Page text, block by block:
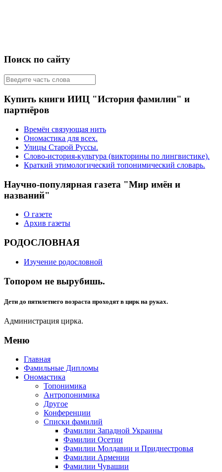
Поиск по сайту
Купить книги ИИЦ "История фамилии" и
партнёров
Времён связующая нить
Ономастика для всех.
Улицы Старой Руссы.
Слово-история-культура (викторины по лингвистике).
Краткий этимологический топонимический словарь.
Научно-популярная газета "Мир имён и
названий"
О газете
Архив газеты
РОДОСЛОВНАЯ
Изучение родословной
Топором не вырубишь.
Дети до пятилетнего возраста проходят в цирк на руках.
Администрация цирка.
Меню
Главная
Фамильные Дипломы
Ономастика
Топонимика
Антропонимика
Другое
Конференции
Списки фамилий
Фамилии Западной Украины
Фамилии Осетии
Фамилии Молдавии и Приднестровья
Фамилии Армении
Фамилии Чувашии